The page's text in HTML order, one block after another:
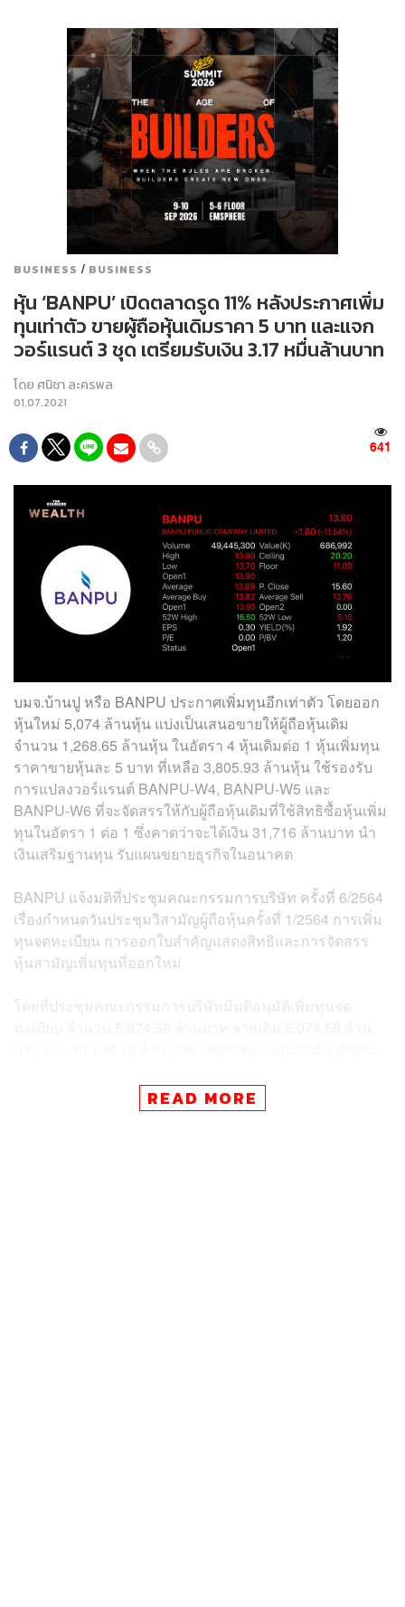
BUSINESS / BUSINESS
หุ้น ‘BANPU’ เปิดตลาดรูด 11% หลังประกาศเพิ่ม
ทุนเท่าตัว ขายผู้ถือหุ้นเดิมราคา 5 บาท และแจก
วอร์แรนต์ 3 ชุด เตรียมรับเงิน 3.17 หมื่นล้านบาท
โดย ศนิชา ละครพล
01.07.2021
641
บมจ.บ้านปู หรือ BANPU ประกาศเพิ่มทุนอีกเท่าตัว โดยออก
หุ้นใหม่ 5,074 ล้านหุ้น แบ่งเป็นเสนอขายให้ผู้ถือหุ้นเดิม
จำนวน 1,268.65 ล้านหุ้น ในอัตรา 4 หุ้นเดิมต่อ 1 หุ้นเพิ่มทุน
ราคาขายหุ้นละ 5 บาท ที่เหลือ 3,805.93 ล้านหุ้น ใช้รองรับ
การแปลงวอร์แรนต์ BANPU-W4, BANPU-W5 และ
BANPU-W6 ที่จะจัดสรรให้กับผู้ถือหุ้นเดิมที่ใช้สิทธิซื้อหุ้นเพิ่ม
ทุนในอัตรา 1 ต่อ 1 ซึ่งคาดว่าจะได้เงิน 31,716 ล้านบาท นำ
เงินเสริมฐานทุน รับแผนขยายธุรกิจในอนาคต
BANPU แจ้งมติที่ประชุมคณะกรรมการบริษัท ครั้งที่ 6/2564
เรื่องกําหนดวันประชุมวิสามัญผู้ถือหุ้นครั้งที่ 1/2564 การเพิ่ม
ทุนจดทะเบียน การออกใบสําคัญแสดงสิทธิและการจัดสรร
หุ้นสามัญเพิ่มทุนที่ออกใหม่
โดยที่ประชุมคณะกรรมการบริษัทมีมติอนุมัติเพิ่มทุนจด
เสนอขายให้แก่ผู้ถือหุ้นเดิมของบริษัทตามสัดส่วนการถือหุ้น
และเพื่อรองรับการใช้สิทธิของใบสําคัญแสดงสิทธิที่จะซื้อหุ้น
READ MORE